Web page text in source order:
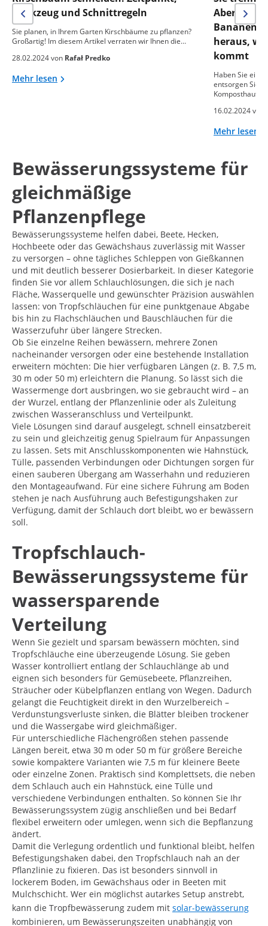
Werkzeug und Schnittregeln
Sie planen, in Ihrem Garten Kirschbäume zu pflanzen?
Großartig! Im diesem Artikel verraten wir Ihnen die…
28.02.2024 von Rafał Predko
Mehr lesen
Aber was
heraus,
kommt
Haben Sie
entsorgen Sie
16.02.2024 von
Mehr lesen
Bewässerungssysteme für
gleichmäßige
Pflanzenpflege
Bewässerungssysteme helfen dabei, Beete, Hecken,
Hochbeete oder das Gewächshaus zuverlässig mit Wasser
zu versorgen – ohne tägliches Schleppen von Gießkannen
und mit deutlich besserer Dosierbarkeit. In dieser Kategorie
finden Sie vor allem Schlauchlösungen, die sich je nach
Fläche, Wasserquelle und gewünschter Präzision auswählen
lassen: von Tropfschläuchen für eine punktgenaue Abgabe
bis hin zu Flachschläuchen und Bauschläuchen für die
Wasserzufuhr über längere Strecken.
Ob Sie einzelne Reihen bewässern, mehrere Zonen
nacheinander versorgen oder eine bestehende Installation
erweitern möchten: Die hier verfügbaren Längen (z. B. 7,5 m,
30 m oder 50 m) erleichtern die Planung. So lässt sich die
Wassermenge dort ausbringen, wo sie gebraucht wird – an
der Wurzel, entlang der Pflanzenlinie oder als Zuleitung
zwischen Wasseranschluss und Verteilpunkt.
Viele Lösungen sind darauf ausgelegt, schnell einsatzbereit
zu sein und gleichzeitig genug Spielraum für Anpassungen
zu lassen. Sets mit Anschlusskomponenten wie Hahnstück,
Tülle, passenden Verbindungen oder Dichtungen sorgen für
einen sauberen Übergang am Wasserhahn und reduzieren
den Montageaufwand. Für eine sichere Führung am Boden
stehen je nach Ausführung auch Befestigungshaken zur
Verfügung, damit der Schlauch dort bleibt, wo er bewässern
soll.
Tropfschlauch-
Bewässerungssysteme für
wassersparende
Verteilung
Wenn Sie gezielt und sparsam bewässern möchten, sind
Tropfschläuche eine überzeugende Lösung. Sie geben
Wasser kontrolliert entlang der Schlauchlänge ab und
eignen sich besonders für Gemüsebeete, Pflanzreihen,
Sträucher oder Kübelpflanzen entlang von Wegen. Dadurch
gelangt die Feuchtigkeit direkt in den Wurzelbereich –
Verdunstungsverluste sinken, die Blätter bleiben trockener
und die Wassergabe wird gleichmäßiger.
Für unterschiedliche Flächengrößen stehen passende
Längen bereit, etwa 30 m oder 50 m für größere Bereiche
sowie kompaktere Varianten wie 7,5 m für kleinere Beete
oder einzelne Zonen. Praktisch sind Komplettsets, die neben
dem Schlauch auch ein Hahnstück, eine Tülle und
verschiedene Verbindungen enthalten. So können Sie Ihr
Bewässerungssystem zügig anschließen und bei Bedarf
flexibel erweitern oder umlegen, wenn sich die Bepflanzung
ändert.
Damit die Verlegung ordentlich und funktional bleibt, helfen
Befestigungshaken dabei, den Tropfschlauch nah an der
Pflanzlinie zu fixieren. Das ist besonders sinnvoll in
lockerem Boden, im Gewächshaus oder in Beeten mit
Mulchschicht. Wer ein möglichst autarkes Setup anstrebt,
kann die Tropfbewässerung zudem mit solar-bewässerung
kombinieren, um Bewässerungszeiten unabhängig von